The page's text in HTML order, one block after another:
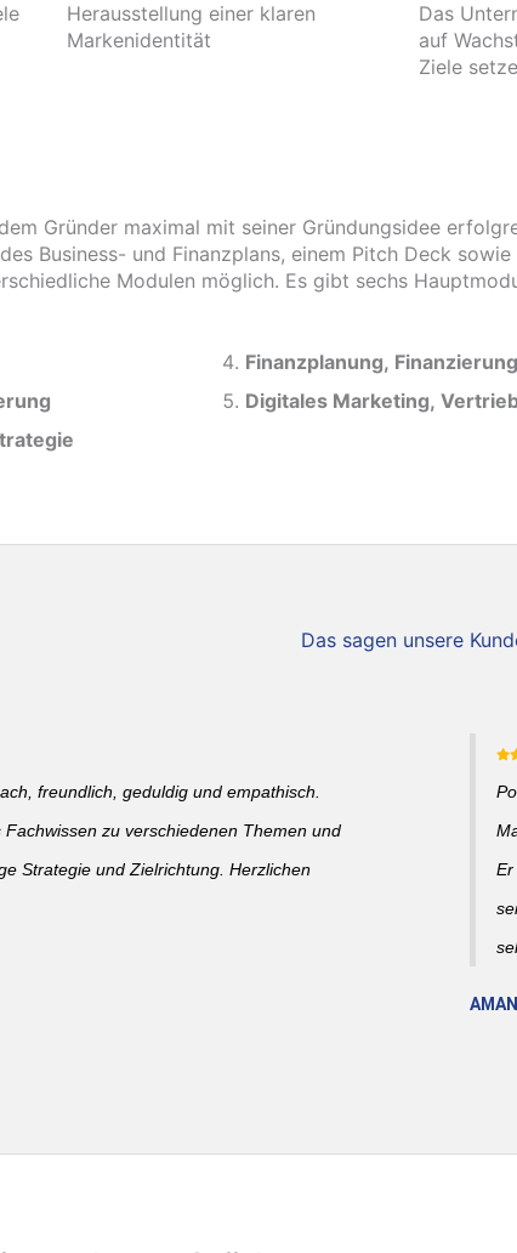
Herausstellung einer klaren
Markenidentität
Das
auf
Ziele
Gründer maximal mit seiner Gründungsidee
Business- und Finanzplans, einem Pitch Deck
Modulen möglich. Es gibt sechs
Finanzplanung,
Digitales Marketing,
Das sagen unsere
freundlich, geduldig und empathisch.
zu verschiedenen Themen und
Strategie und Zielrichtung. Herzlichen
Er